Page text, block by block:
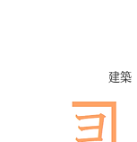
建築